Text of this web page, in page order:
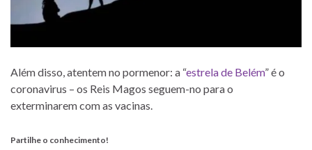
Além disso, atentem no pormenor: a “estrela de Belém” é o
coronavirus – os Reis Magos seguem-no para o
exterminarem com as vacinas.
Partilhe o conhecimento!